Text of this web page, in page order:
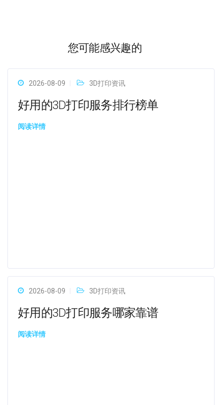
您可能感兴趣的
2026-08-09 3D打印资讯
好用的3D打印服务排行榜单
阅读详情
2026-08-09 3D打印资讯
好用的3D打印服务哪家靠谱
阅读详情